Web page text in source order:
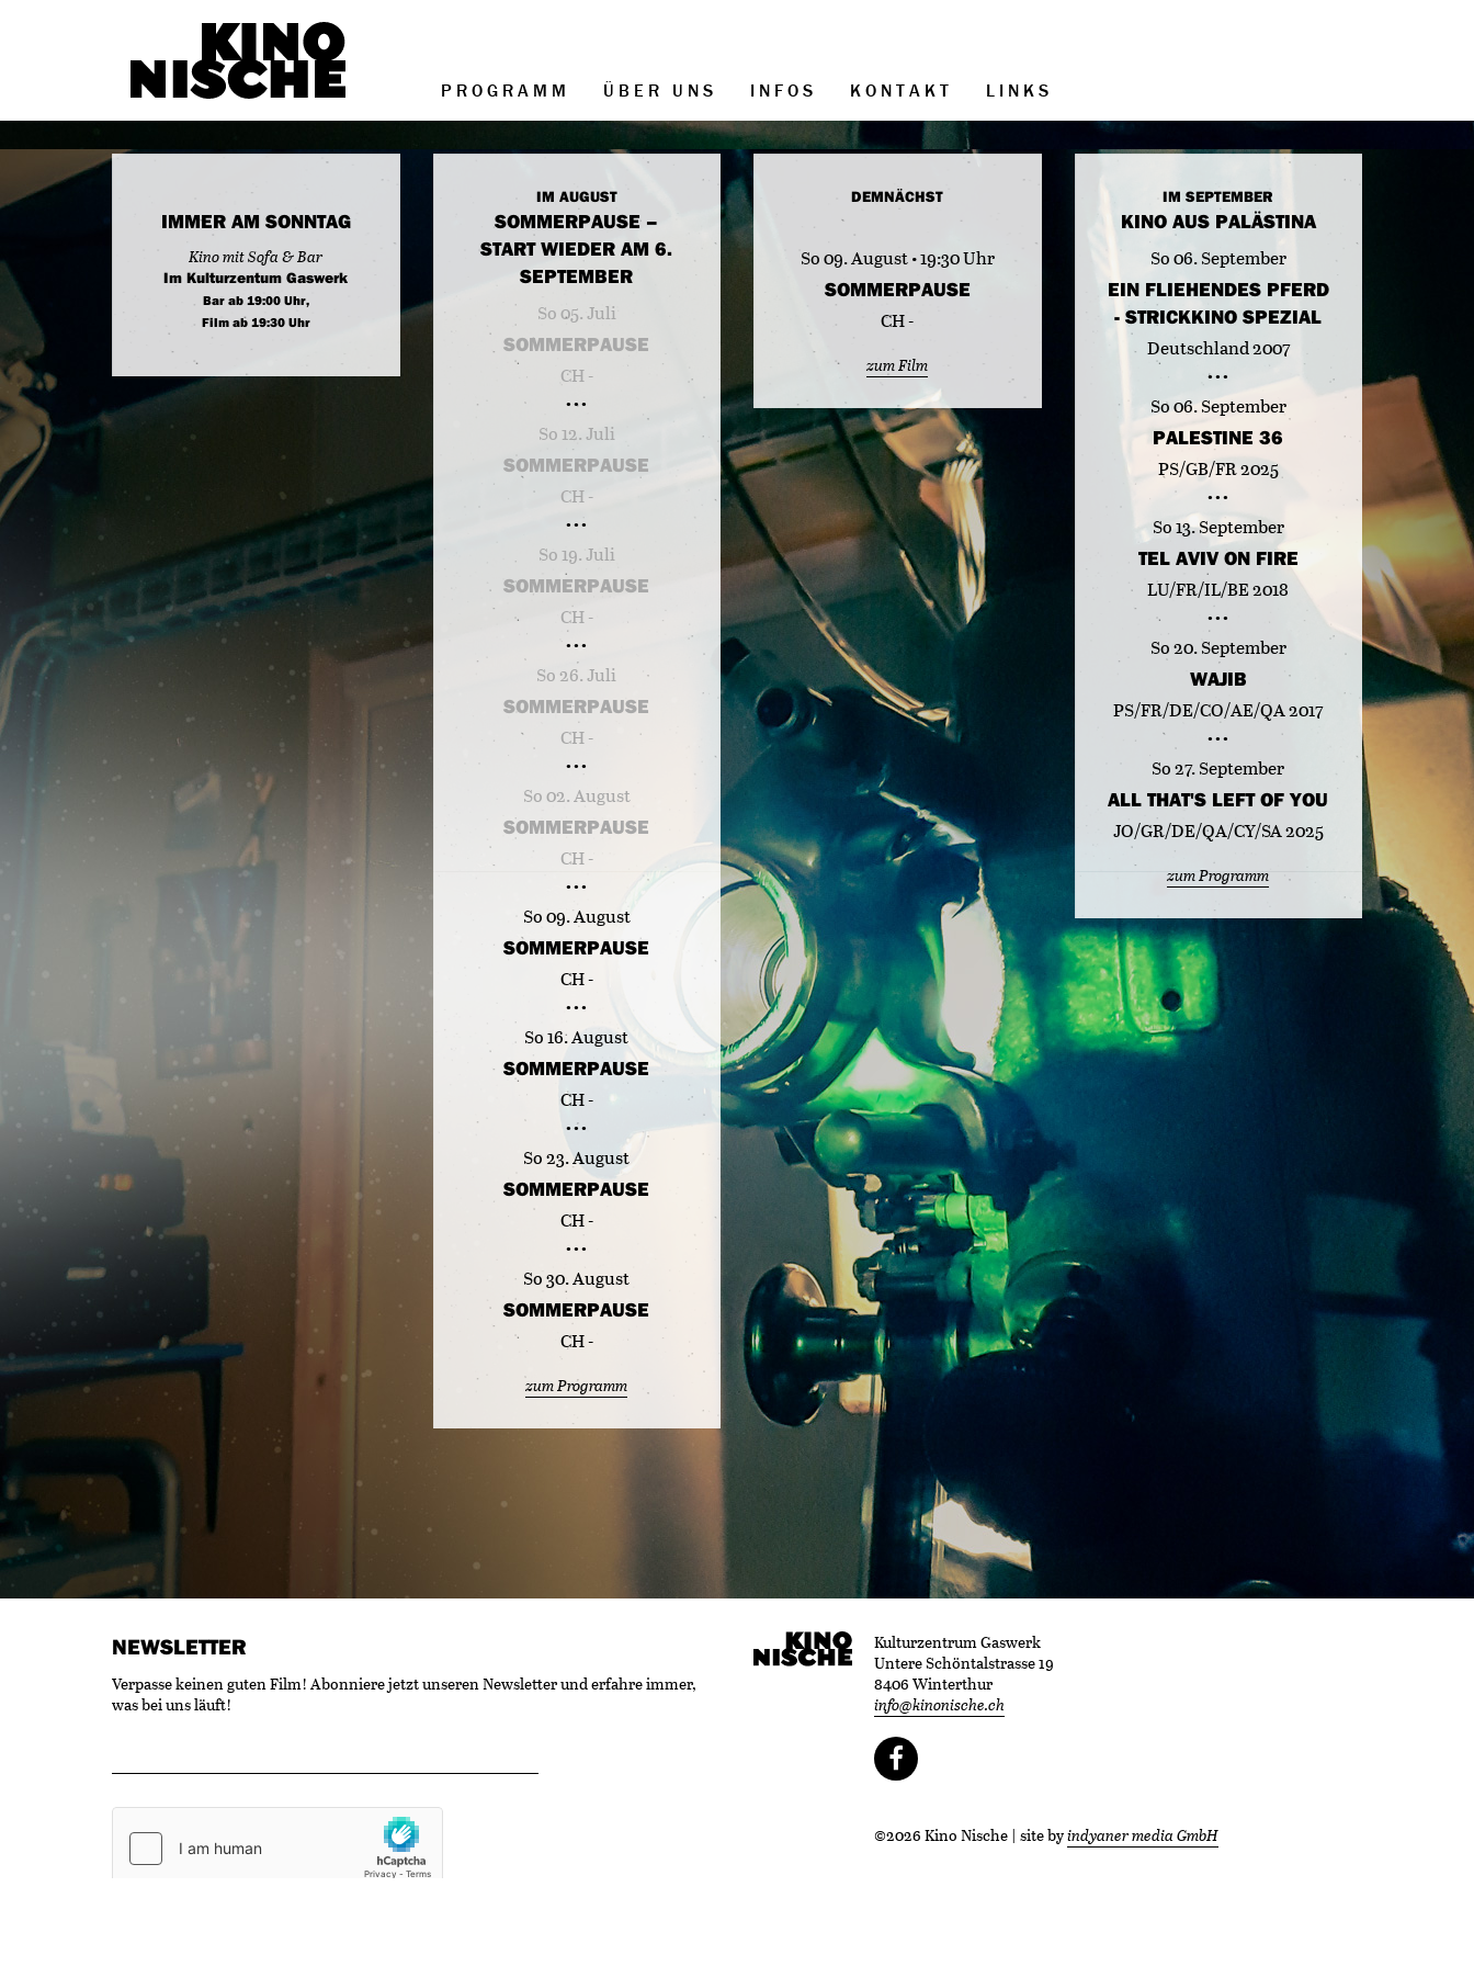
PROGRAMM ÜBER UNS INFOS KONTAKT LINKS
IMMER AM SONNTAG
Kino mit Sofa & Bar
Im Kulturzentum Gaswerk
Bar ab 19:00 Uhr,
Film ab 19:30 Uhr
IM AUGUST
SOMMERPAUSE –
START WIEDER AM 6.
SEPTEMBER
So 05. Juli
SOMMERPAUSE
CH -
So 12. Juli
SOMMERPAUSE
CH -
So 19. Juli
SOMMERPAUSE
CH -
So 26. Juli
SOMMERPAUSE
CH -
So 02. August
SOMMERPAUSE
CH -
So 09. August
SOMMERPAUSE
CH -
So 16. August
SOMMERPAUSE
CH -
So 23. August
SOMMERPAUSE
CH -
So 30. August
SOMMERPAUSE
CH -
zum Programm
DEMNÄCHST
So 09. August • 19:30 Uhr
SOMMERPAUSE
CH -
zum Film
IM SEPTEMBER
KINO AUS PALÄSTINA
So 06. September
EIN FLIEHENDES PFERD
- STRICKKINO SPEZIAL
Deutschland 2007
So 06. September
PALESTINE 36
PS/GB/FR 2025
So 13. September
TEL AVIV ON FIRE
LU/FR/IL/BE 2018
So 20. September
WAJIB
PS/FR/DE/CO/AE/QA 2017
So 27. September
ALL THAT'S LEFT OF YOU
JO/GR/DE/QA/CY/SA 2025
zum Programm
NEWSLETTER
Verpasse keinen guten Film! Abonniere jetzt unseren Newsletter und erfahre immer,
was bei uns läuft!
Kulturzentrum Gaswerk
Untere Schöntalstrasse 19
8406 Winterthur
info@kinonische.ch
©2026 Kino Nische | site byindyaner media GmbH